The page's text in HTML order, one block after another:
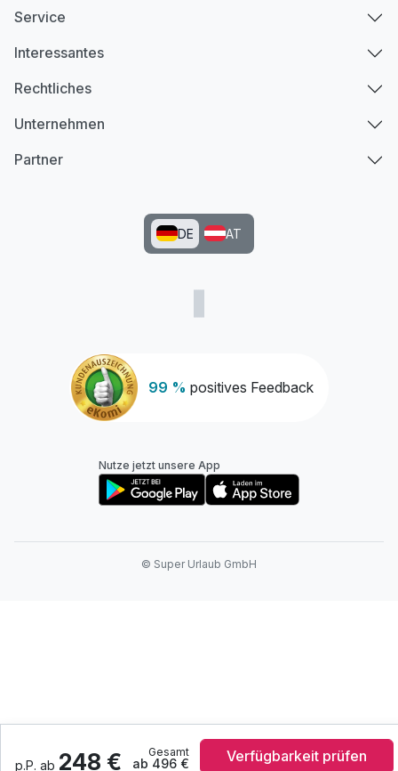
p.P. ab 248 € Gesamt
ab 496 € Verfügbarkeit prüfen
99 % positives Feedback
Service
Interessantes
Rechtliches
Unternehmen
Partner
DE AT
Nutze jetzt unsere App
© Super Urlaub GmbH